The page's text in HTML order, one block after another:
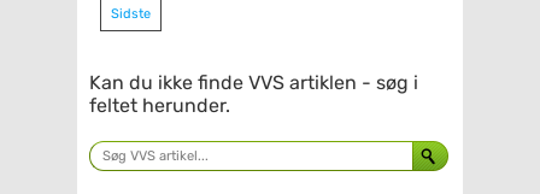
Sidste
Kan du ikke finde VVS artiklen - søg i
feltet herunder.